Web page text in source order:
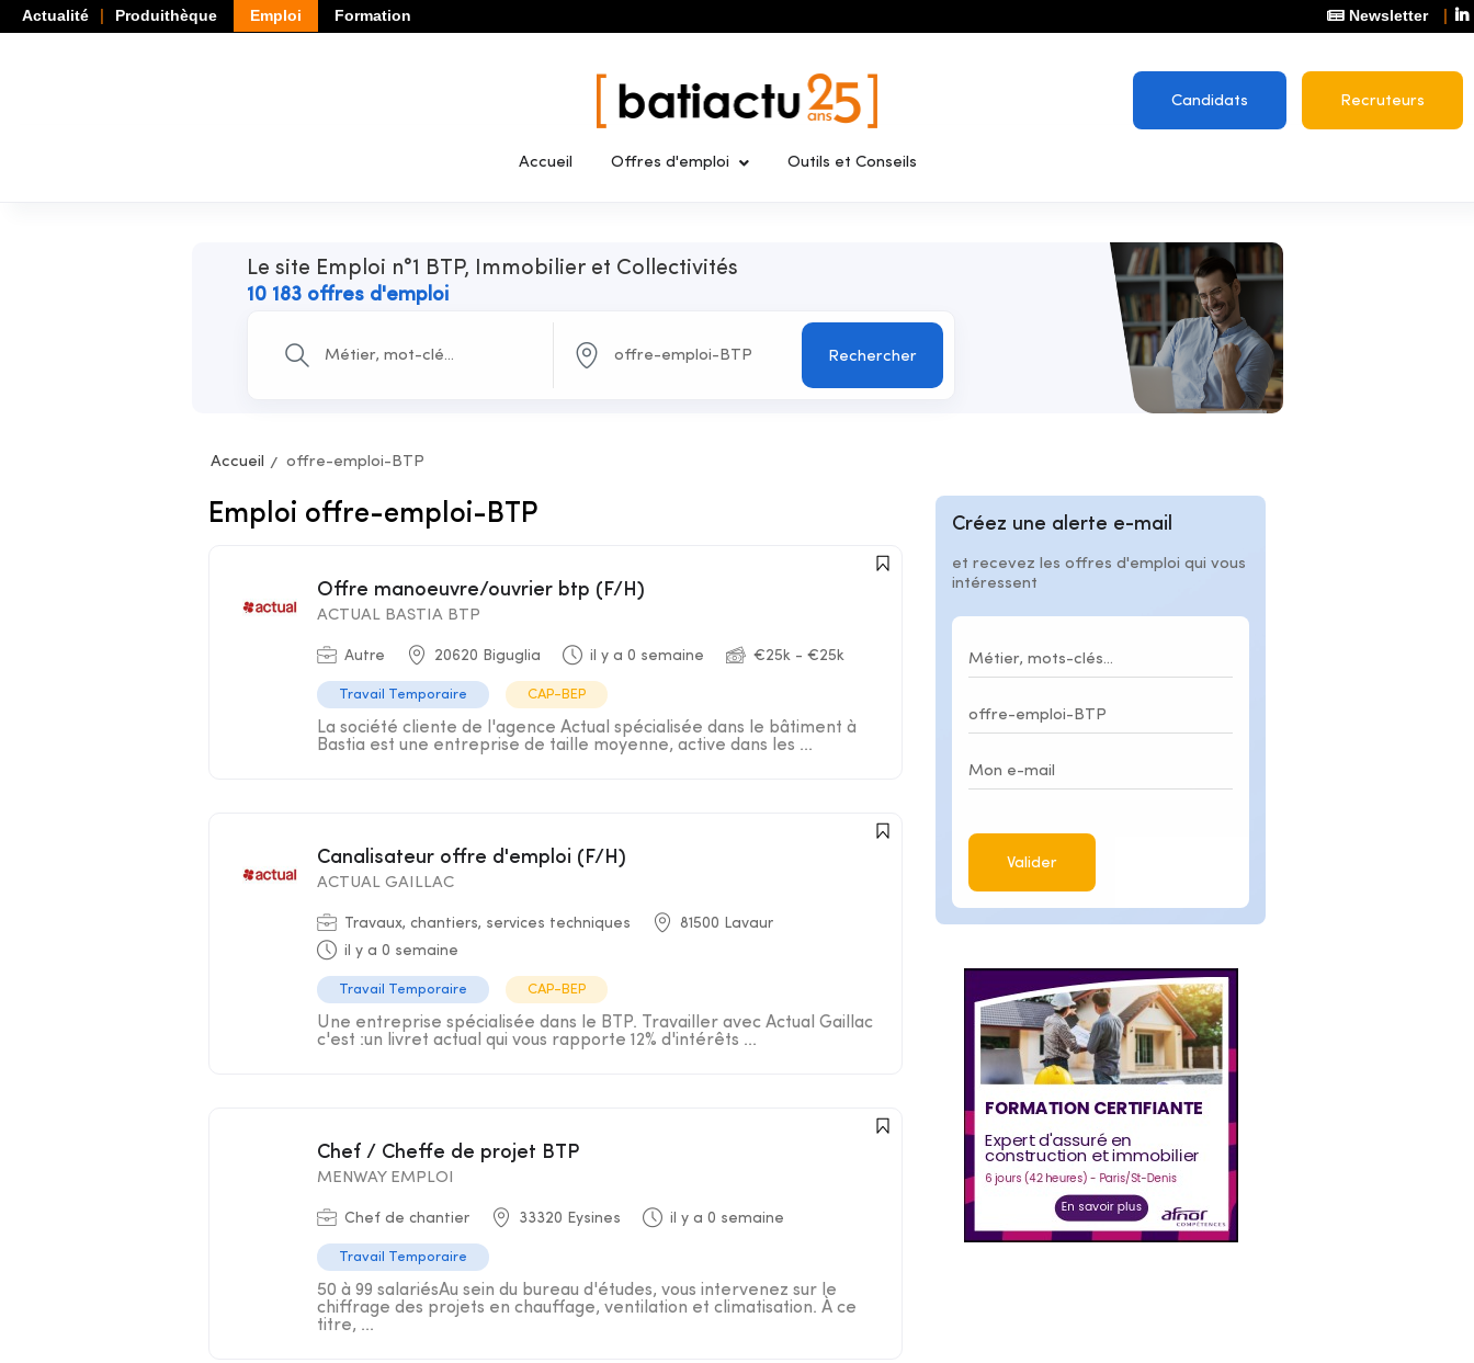
Actualité Produithèque Emploi Formation Newsletter
Candidats Recruteurs
Accueil Offres d'emploi Outils et Conseils
Le site Emploi n°1 BTP, Immobilier et Collectivités
10 183 offres d'emploi
Rechercher
Accueil offre-emploi-BTP
Emploi offre-emploi-BTP
Offre manoeuvre/ouvrier btp (F/H)
ACTUAL BASTIA BTP
Autre 20620 Biguglia il y a 0 semaine €25k - €25k
Travail Temporaire CAP-BEP
La société cliente de l'agence Actual spécialisée dans le bâtiment à
Bastia est une entreprise de taille moyenne, active dans les ...
Canalisateur offre d'emploi (F/H)
ACTUAL GAILLAC
Travaux, chantiers, services techniques
81500 Lavaur
il y a 0 semaine
Travail Temporaire CAP-BEP
Une entreprise spécialisée dans le BTP. Travailler avec Actual Gaillac
c'est :un livret actual qui vous rapporte 12% d'intérêts ...
Chef / Cheffe de projet BTP
MENWAY EMPLOI
Chef de chantier 33320 Eysines il y a 0 semaine
Travail Temporaire
50 à 99 salariésAu sein du bureau d'études, vous intervenez sur le
chiffrage des projets en chauffage, ventilation et climatisation. À ce
titre, ...
Créez une alerte e-mail
et recevez les offres d'emploi qui vous
intéressent
Valider